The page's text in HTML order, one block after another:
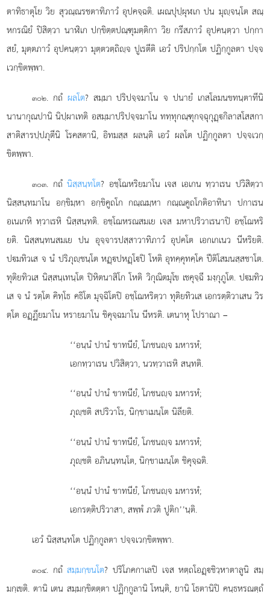
ตาทิธาตุโย วิย สุวณฺณรชตาทิภาวํ อุปคจฺฉติ. เผณปุปฺผุฬเก ปน มุฺจนฺโต สณฺ
หกรณิยํ ปิสิตฺวา นาฬิเก ปกฺขิตฺตปณฺฑุมตฺติกา วิย กรีสภาวํ อุปคนฺตฺวา ปกฺกา
สยํ, มุตฺตภาวํ อุปคนฺตฺวา มุตฺตวตฺถิฺจ ปูเรตีติ เอวํ ปริปกฺกโต ปฏิกฺกูลตา ปจฺจ
เวกฺขิตพฺพา.
๓๐๒. กถํ ผลโต? สมฺมา ปริปจฺจมาโน จ ปนายํ เกสโลมนขทนฺตาทีนิ
นานากุณปานิ นิปฺผาเทติ อสมฺมาปริปจฺจมาโน ททฺทุกณฺฑุกจฺฉุกุฏฺกิลาสโสสกา
สาติสารปฺปภุตีนิ โรคสตานิ, อิทมสฺส ผลนฺติ เอวํ ผลโต ปฏิกฺกูลตา ปจฺจเวกฺ
ขิตพฺพา.
๓๐๓. กถํนิสฺสนฺทโต? อชฺโฌหริยมาโน เจส เอเกน ทฺวาเรน ปวิสิตฺวา
นิสฺสนฺทมาโน อกฺขิมฺหา อกฺขิคูถโก กณฺณมฺหา กณฺณคูถโกติอาทินา ปกาเรน
อเนเกหิ ทฺวาเรหิ นิสฺสนฺทติ. อชฺโฌหรณสมเย เจส มหาปริวาเรนาปิ อชฺโฌหริ
ยติ. นิสฺสนฺทนสมเย ปน อุจฺจารปสฺสาวาทิภาวํ อุปคโต เอกเกเนว นีหริยติ.
ปมทิวเส จนํ ปริภุฺชนฺโต หฏฺปหฏฺโปิ โหติ อุทคฺคุทคฺโค ปีติโสมนสฺสชาโต.
ทุติยทิวเส นิสฺสนฺเทนฺโต ปิหิตนาสิโก โหติ วิกุณิตมุโข เชคุจฺฉี มงฺกุภูโต. ปมทิว
เส จ นํ รตฺโต คิทฺโธ คธิโต มุจฺฉิโตปิ อชฺโฌหริตฺวา ทุติยทิวเส เอกรตฺติวาเสน วิร
ตฺโต อฏฺฏียมาโน หรายมาโน ชิคุจฺฉมาโน นีหรติ. เตนาหุ โปราณา –
‘‘อนฺนํ ปานํ ขาทนียํ, โภชนฺจ มหารหํ;
เอกทฺวาเรน ปวิสิตฺวา, นวทฺวาเรหิ สนฺทติ.
‘‘อนฺนํ ปานํ ขาทนียํ, โภชนฺจ มหารหํ;
ภุฺชติ สปริวาโร, นิกฺขาเมนฺโต นิลียติ.
‘‘อนฺนํ ปานํ ขาทนียํ, โภชนฺจ มหารหํ;
ภุฺชติ อภินนฺทนฺโต, นิกฺขาเมนฺโต ชิคุจฺฉติ.
‘‘อนฺนํ ปานํ ขาทนียํ, โภชนฺจ มหารหํ;
เอกรตฺติปริวาสา, สพฺพํ ภวติ ปูติก’’นฺติ.
เอวํ นิสฺสนฺทโต ปฏิกฺกูลตา ปจฺจเวกฺขิตพฺพา.
๓๐๔. กถํสมฺมกฺขนโต? ปริโภคกาเลปิ เจส หตฺถโอฏฺชิวฺหาตาลูนิ สมฺ
มกฺเขติ. ตานิ เตน สมฺมกฺขิตตฺตา ปฏิกฺกูลานิ โหนฺติ, ยานิ โธตานิปิ คนฺธหรณตฺถํ